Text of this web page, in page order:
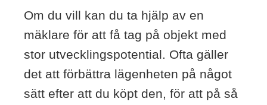
Om du vill kan du ta hjälp av en
mäklare för att få tag på objekt med
stor utvecklingspotential. Ofta gäller
det att förbättra lägenheten på något
sätt efter att du köpt den, för att på så